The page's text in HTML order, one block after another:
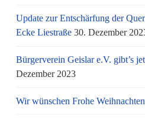
Update zur Entschärfung der
Ecke Liestraße 30. Dezember
Bürgerverein Geislar e.V. gibt’s
Dezember 2023
Wir wünschen Frohe Weihnachten